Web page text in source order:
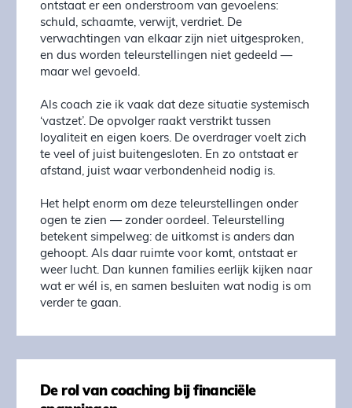
ontstaat er een onderstroom van gevoelens:
schuld, schaamte, verwijt, verdriet. De
verwachtingen van elkaar zijn niet uitgesproken,
en dus worden teleurstellingen niet gedeeld —
maar wel gevoeld.
Als coach zie ik vaak dat deze situatie systemisch
‘vastzet’. De opvolger raakt verstrikt tussen
loyaliteit en eigen koers. De overdrager voelt zich
te veel of juist buitengesloten. En zo ontstaat er
afstand, juist waar verbondenheid nodig is.
Het helpt enorm om deze teleurstellingen onder
ogen te zien — zonder oordeel. Teleurstelling
betekent simpelweg: de uitkomst is anders dan
gehoopt. Als daar ruimte voor komt, ontstaat er
weer lucht. Dan kunnen families eerlijk kijken naar
wat er wél is, en samen besluiten wat nodig is om
verder te gaan.
De rol van coaching bij financiële